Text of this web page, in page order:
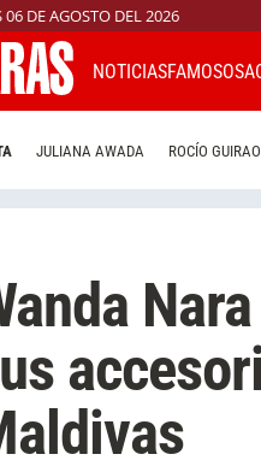
06 DE AGOSTO DEL 2026
NOTICIASFAMOSOS
JULIANA AWADA ROCÍO